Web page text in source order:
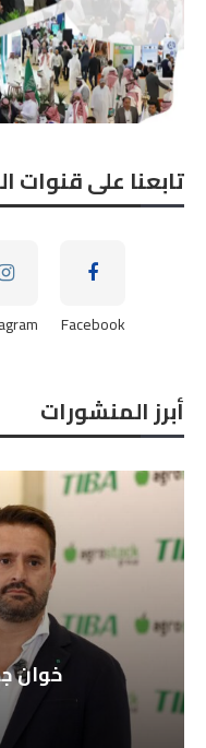
تابعنا على قنوات
Facebook
أبرز المنشورات
خوان